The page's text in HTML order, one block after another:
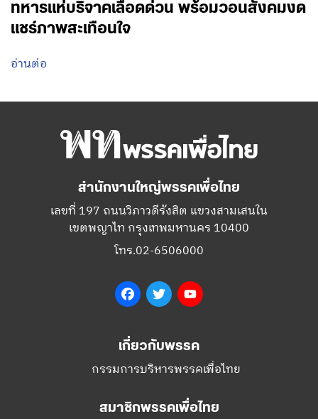
ทหารแห่บริจาคเลือดด่วน พร้อมวอนสังคมงด
แชร์ภาพสะเทือนใจ
อ่านต่อ
สำนักงานใหญ่พรรคเพื่อไทย
เลขที่ 197 ถนนวิภาวดีรังสิต แขวงสามเสนใน
เขตพญาไท กรุงเทพมหานคร 10400
โทร.02-6506000
FacebookTwitter
เกี่ยวกับพรรค
กรรมการบริหารพรรคเพื่อไทย
สมาชิกพรรคเพื่อไทย